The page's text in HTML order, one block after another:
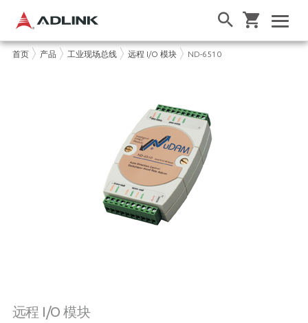
首页 产品 工业现场总线 远程 I/O 模块 ND-6510
远程 I/O 模块